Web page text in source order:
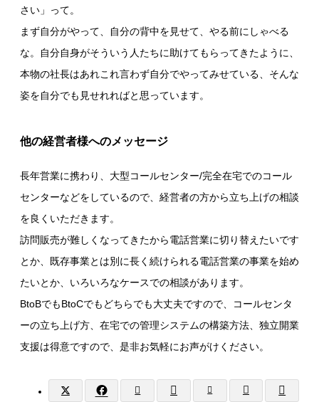
さい」って。
まず自分がやって、自分の背中を見せて、やる前にしゃべる
な。自分自身がそういう人たちに助けてもらってきたように、
本物の社長はあれこれ言わず自分でやってみせている、そんな
姿を自分でも見せれればと思っています。
他の経営者様へのメッセージ
長年営業に携わり、大型コールセンター/完全在宅でのコール
センターなどをしているので、経営者の方から立ち上げの相談
を良くいただきます。
訪問販売が難しくなってきたから電話営業に切り替えたいです
とか、既存事業とは別に長く続けられる電話営業の事業を始め
たいとか、いろいろなケースでの相談があります。
BtoBでもBtoCでもどちらでも大丈夫ですので、コールセンタ
ーの立ち上げ方、在宅での管理システムの構築方法、独立開業
支援は得意ですので、是非お気軽にお声がけください。